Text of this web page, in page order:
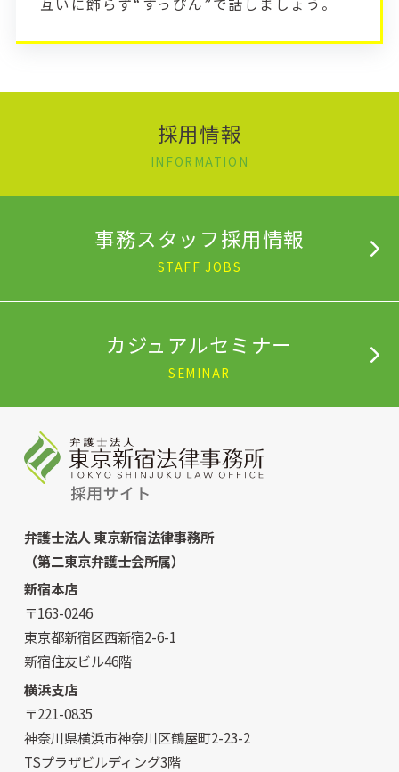
採用情報
INFORMATION
事務スタッフ採用情報
STAFF JOBS
カジュアルセミナー
SEMINAR
弁護士法人 東京新宿法律事務所
（第二東京弁護士会所属）
新宿本店
〒163-0246
東京都新宿区西新宿2-6-1
新宿住友ビル46階
横浜支店
〒221-0835
神奈川県横浜市神奈川区鶴屋町2-23-2
TSプラザビルディング3階